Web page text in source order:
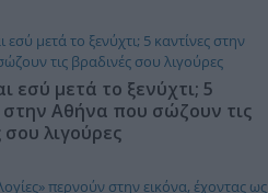
εσύ μετά το ξενύχτι; 5
στην Αθήνα που σώζουν τις
σου λιγούρες